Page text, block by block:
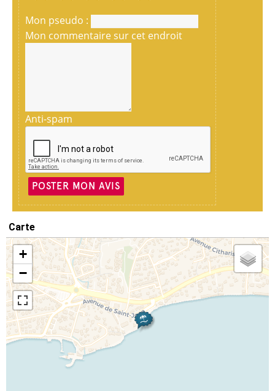
Mon pseudo :
Mon commentaire sur cet endroit
Anti-spam
POSTER MON AVIS
Carte
+
−